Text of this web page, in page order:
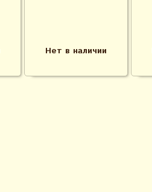
Нет в наличии